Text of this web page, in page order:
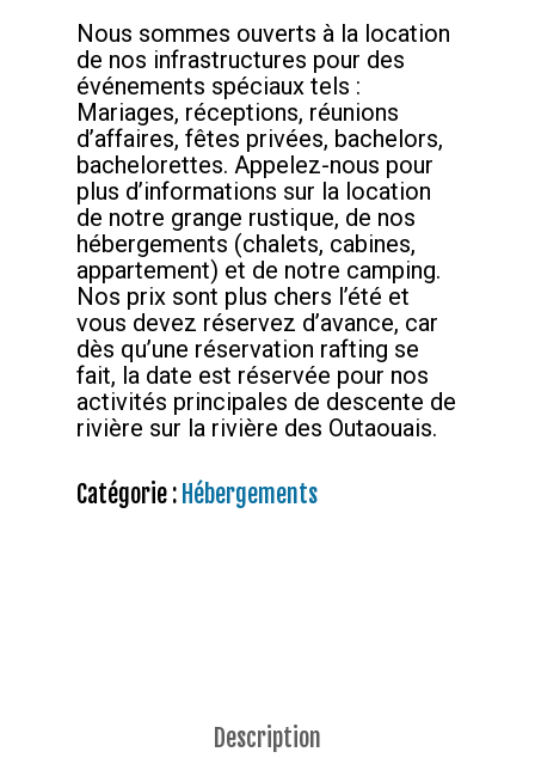
Nous sommes ouverts à la location
de nos infrastructures pour des
événements spéciaux tels :
Mariages, réceptions, réunions
d’affaires, fêtes privées, bachelors,
bachelorettes. Appelez-nous pour
plus d’informations sur la location
de notre grange rustique, de nos
hébergements (chalets, cabines,
appartement) et de notre camping.
Nos prix sont plus chers l’été et
vous devez réservez d’avance, car
dès qu’une réservation rafting se
fait, la date est réservée pour nos
activités principales de descente de
rivière sur la rivière des Outaouais.
Catégorie : Hébergements
Description